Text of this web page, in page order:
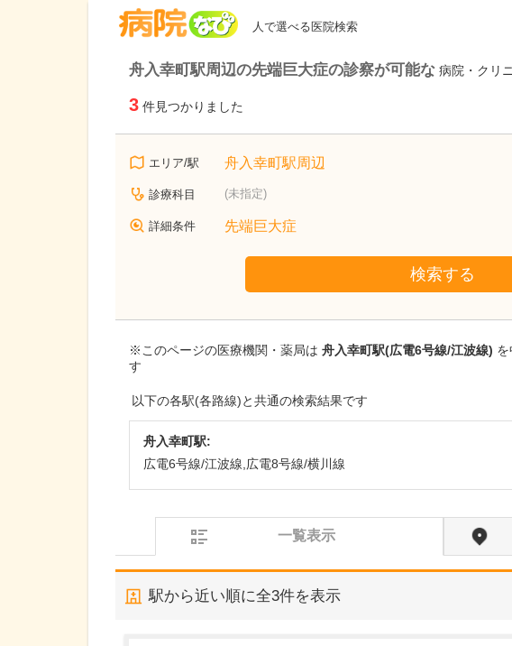
人で選べる医院検索
舟入幸町駅周辺の先端巨大症の診察が可能な 病院・クリ
3 件見つかりました
エリア/駅 舟入幸町駅周辺
診療科目 (未指定)
詳細条件 先端巨大症
検索する
※このページの医療機関・薬局は 舟入幸町駅(広電6号線/江波線)
す
以下の各駅(各路線)と共通の検索結果です
舟入幸町駅:
広電6号線/江波線,広電8号線/横川線
一覧表示
駅から近い順に全3件を表示